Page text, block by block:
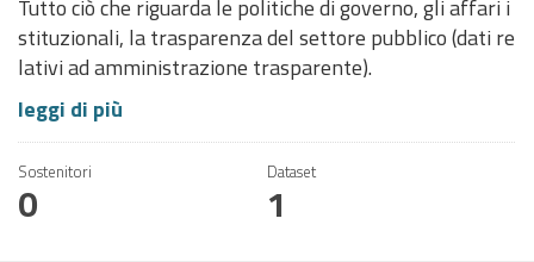
Tutto ciò che riguarda le politiche di governo, gli affari i
stituzionali, la trasparenza del settore pubblico (dati re
lativi ad amministrazione trasparente).
leggi di più
Sostenitori
0
Dataset
1